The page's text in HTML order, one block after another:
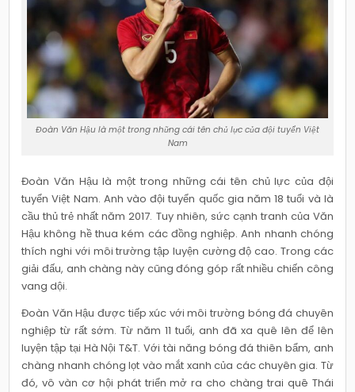
Đoàn Văn Hậu là một trong những cái tên chủ lực của đội tuyển Việt
Nam
Đoàn Văn Hậu là một trong những cái tên chủ lực của đội
tuyển Việt Nam. Anh vào đội tuyển quốc gia năm 18 tuổi và là
cầu thủ trẻ nhất năm 2017. Tuy nhiên, sức cạnh tranh của Văn
Hậu không hề thua kém các đồng nghiệp. Anh nhanh chóng
thích nghi với môi trường tập luyện cường độ cao. Trong các
giải đấu, anh chàng này cũng đóng góp rất nhiều chiến công
vang dội.
Đoàn Văn Hậu được tiếp xúc với môi trường bóng đá chuyên
nghiệp từ rất sớm. Từ năm 11 tuổi, anh đã xa quê lên để lên
luyện tập tại Hà Nội T&T. Với tài năng bóng đá thiên bẩm, anh
chàng nhanh chóng lọt vào mắt xanh của các chuyên gia. Từ
đó, vô vàn cơ hội phát triển mở ra cho chàng trai quê Thái